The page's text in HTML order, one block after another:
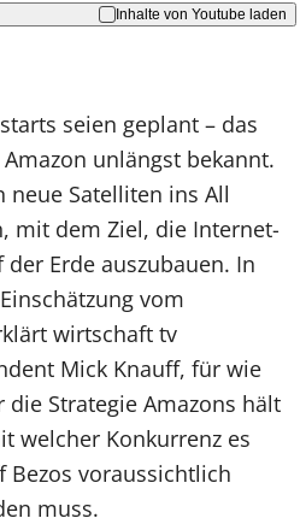
Inhalte von Youtube laden
seien geplant – das
unlängst bekannt.
neue Satelliten ins All
mit dem Ziel, die Internet-
Erde auszubauen. In
vom
wirtschaft tv
Mick Knauff, für wie
die Strategie Amazons hält
welcher Konkurrenz es
Bezos voraussichtlich
muss.